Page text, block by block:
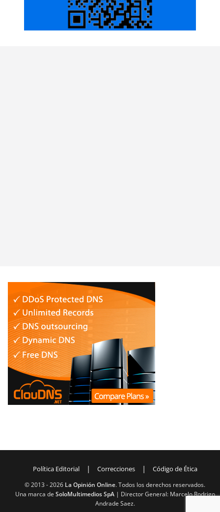
Política Editorial | Correcciones | Código de Ética
© 2013 -2026 La Opinión Online. Todos los derechos reservados.
Una marca de SoloMultimedios SpA| Director General: Marcelo Rodrigo
Andrade Saez.